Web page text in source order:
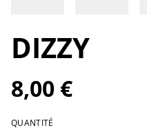
DIZZY
8,00 €
QUANTITÉ